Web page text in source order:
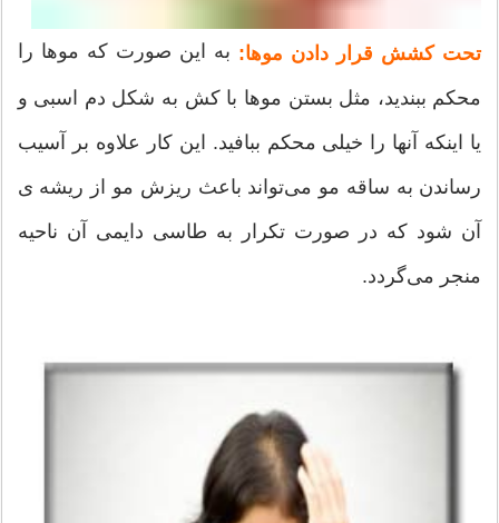
تحت کشش قرار دادن موها: به این صورت که موها را
محکم ببندید، مثل بستن موها با کش به شکل دم اسبی و
یا اینکه آنها را خیلی محکم ببافید. این کار علاوه بر آسیب
رساندن به ساقه مو می‌تواند باعث ریزش مو از ریشه ی
آن شود که در صورت تکرار به طاسی دایمی آن ناحیه
منجر می‌گردد.